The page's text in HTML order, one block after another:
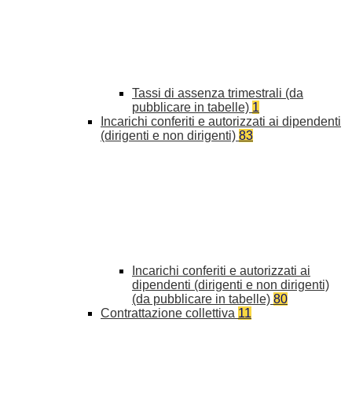
Tassi di assenza trimestrali (da
pubblicare in tabelle) 1
Incarichi conferiti e autorizzati ai dipendenti
(dirigenti e non dirigenti) 83
Incarichi conferiti e autorizzati ai
dipendenti (dirigenti e non dirigenti)
(da pubblicare in tabelle) 80
Contrattazione collettiva 11